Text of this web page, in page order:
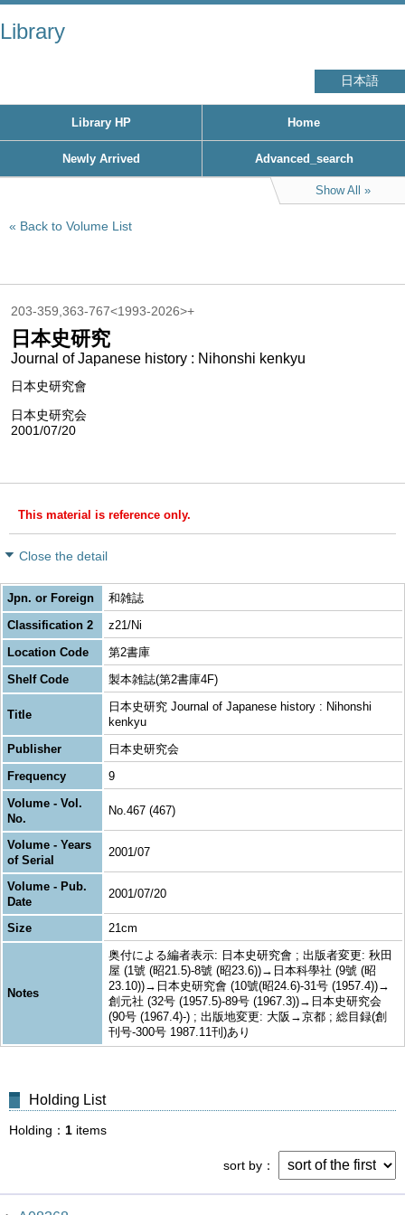
Library
日本語
Library HP Home
Newly Arrived Advanced_search
Show All
Back to Volume List
203-359,363-767<1993-2026>+
日本史研究
Journal of Japanese history : Nihonshi kenkyu
日本史研究會
日本史研究会
2001/07/20
This material is reference only.
Close the detail
Jpn. or Foreign
和雑誌
Classification 2
z21/Ni
Location Code
第2書庫
Shelf Code
製本雑誌(第2書庫4F)
Title
日本史研究 Journal of Japanese history : Nihonshi
kenkyu
Publisher
日本史研究会
Frequency
9
Volume - Vol.
No.
No.467 (467)
Volume - Years
of Serial
2001/07
Volume - Pub.
Date
2001/07/20
Size 21cm
Notes
奥付による編者表示: 日本史研究會 ; 出版者変更: 秋田
屋 (1號 (昭21.5)-8號 (昭23.6))→日本科學社 (9號 (昭
23.10))→日本史研究會 (10號(昭24.6)-31号 (1957.4))→
創元社 (32号 (1957.5)-89号 (1967.3))→日本史研究会
(90号 (1967.4)-) ; 出版地変更: 大阪→京都 ; 総目録(創
刊号-300号 1987.11刊)あり
Holding List
Holding 1 items
sort by